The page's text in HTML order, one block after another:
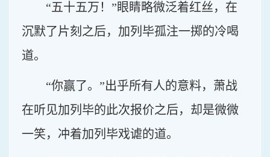
“五十五万！”眼睛略微泛着红丝，在
沉默了片刻之后，加列毕孤注一掷的冷喝
道。
“你赢了。”出乎所有人的意料，萧战
在听见加列毕的此次报价之后，却是微微
一笑，冲着加列毕戏谑的道。